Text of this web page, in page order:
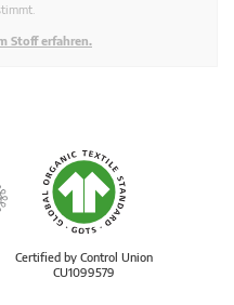
Stoff erfahren.
Certified by Control Union
CU1099579